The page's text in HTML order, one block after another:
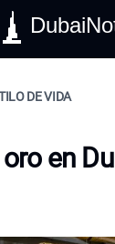
DE VIDA
en